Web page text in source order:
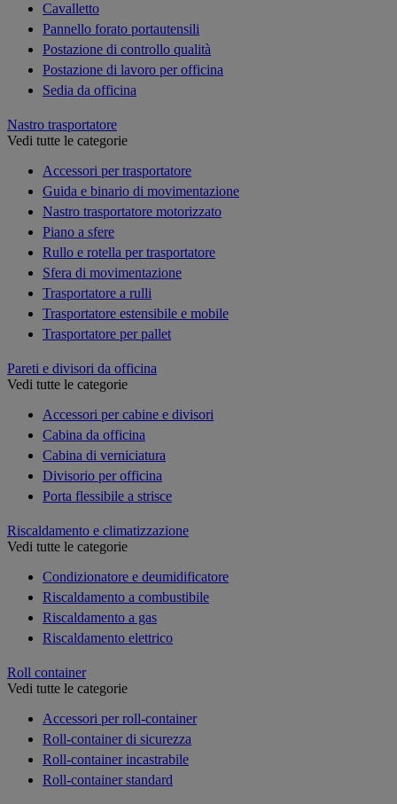
Cavalletto
Pannello forato portautensili
Postazione di controllo qualità
Postazione di lavoro per officina
Sedia da officina
Nastro trasportatore
Vedi tutte le categorie
Accessori per trasportatore
Guida e binario di movimentazione
Nastro trasportatore motorizzato
Piano a sfere
Rullo e rotella per trasportatore
Sfera di movimentazione
Trasportatore a rulli
Trasportatore estensibile e mobile
Trasportatore per pallet
Pareti e divisori da officina
Vedi tutte le categorie
Accessori per cabine e divisori
Cabina da officina
Cabina di verniciatura
Divisorio per officina
Porta flessibile a strisce
Riscaldamento e climatizzazione
Vedi tutte le categorie
Condizionatore e deumidificatore
Riscaldamento a combustibile
Riscaldamento a gas
Riscaldamento elettrico
Roll container
Vedi tutte le categorie
Accessori per roll-container
Roll-container di sicurezza
Roll-container incastrabile
Roll-container standard